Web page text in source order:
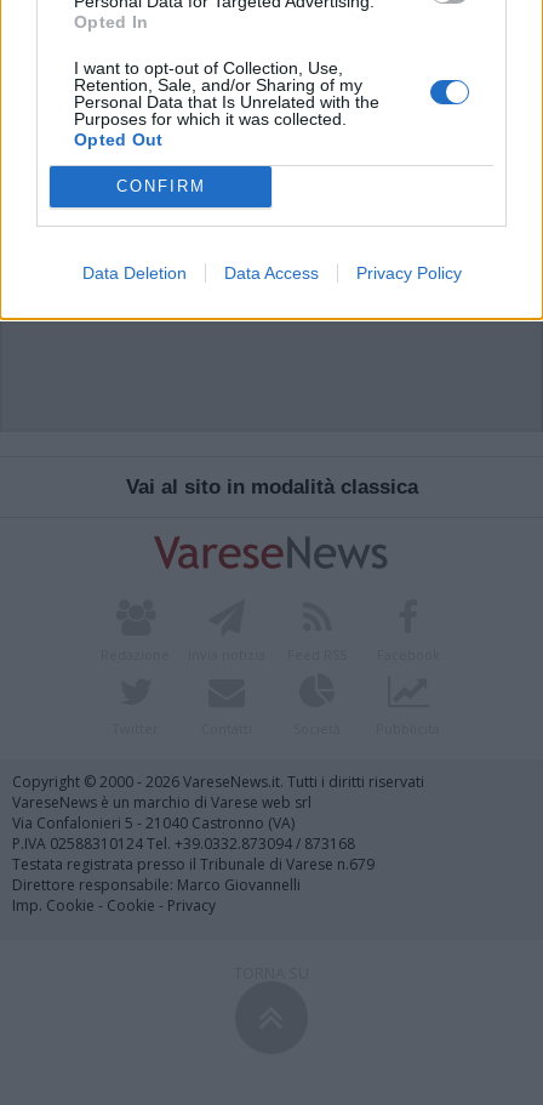
Opted In
I want to opt-out of Collection, Use,
Retention, Sale, and/or Sharing of my
Personal Data that Is Unrelated with the
Purposes for which it was collected.
Opted Out
CONFIRM
Data Deletion Data Access Privacy Policy
che includano uno o più link a siti esterni verranno rimossi in automatico dal
Vai al sito in modalità classica
Copyright © 2000 - 2026 VareseNews.it. Tutti i diritti riservati
VareseNews è un marchio di Varese web srl
Via Confalonieri 5 - 21040 Castronno (VA)
P.IVA 02588310124 Tel. +39.0332.873094 / 873168
Testata registrata presso il Tribunale di Varese n.679
Direttore responsabile: Marco Giovannelli
Imp. Cookie - Cookie - Privacy